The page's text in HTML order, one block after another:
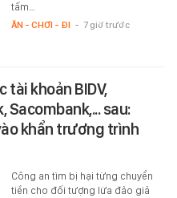
tấm…
ĂN - CHƠI - ĐI - 7 giờ trước
tài khoản BIDV,
Sacombank,... sau:
khẩn trương trình
Công an tìm bị hại từng chuyển
tiền cho đối tượng lừa đảo giả